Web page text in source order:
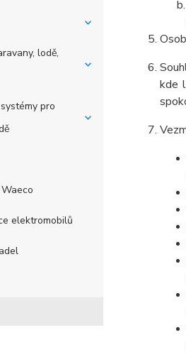
lodě,
pro
elektromobilů
kde